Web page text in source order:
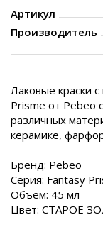
Артикул
Производитель
Лаковые краски
Prisme от Pebeo
различных
керамике,
Бренд: Pebeo
Серия: Fantasy
Объем: 45 мл
Цвет: СТАРОЕ